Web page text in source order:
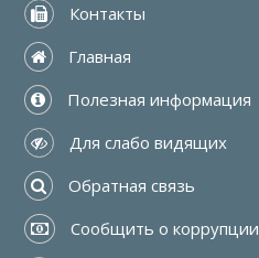
Контакты
Главная
Полезная информация
Для слабо видящих
Обратная связь
Сообщить о коррупции